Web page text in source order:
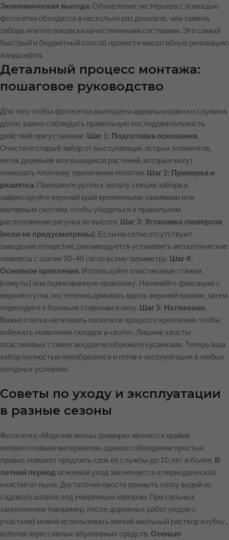
Экономическая выгода: Обновление экстерьера с помощью
фотосетки обходится в несколько раз дешевле, чем замена
забора или его покраска качественными составами. Это самый
быстрый и бюджетный способ провести масштабную реновацию
ландшафта.
Детальный процесс монтажа:
пошаговое руководство
Для того чтобы фотосетка выглядела идеально ровно и служила
долго, важно соблюдать правильную последовательность
действий при установке. Шаг 1: Подготовка основания.
Очистите старый забор от выступающих острых элементов,
веток деревьев или вьющихся растений, которые могут
помешать плотному прилеганию полотна. Шаг 2: Примерка и
разметка. Приложите рулон к началу секции забора и
зафиксируйте верхний край временными зажимами или
малярным скотчем, чтобы убедиться в правильном
расположении рисунка по высоте. Шаг 3: Установка люверсов
(если не предусмотрены). Если на сетке отсутствуют
заводские отверстия, рекомендуется установить металлические
люверсы с шагом 30-40 см по всему периметру. Шаг 4:
Основное крепление. Используйте пластиковые стяжки
(хомуты) или оцинкованную проволоку. Начинайте фиксацию с
верхнего угла, постепенно двигаясь вдоль верхней кромки, затем
переходите к боковым сторонам и низу. Шаг 5: Натяжение.
Важно слегка натягивать полотно в процессе крепления, чтобы
избежать появления складок и «волн». Лишние хвосты
пластиковых стяжек аккуратно обрежьте кусачками. Теперь ваш
забор полностью преобразился и готов к эксплуатации в любых
погодных условиях.
Советы по уходу и эксплуатации
в разные сезоны
Фотосетка «Морские волны гравюра» является крайне
неприхотливым материалом, однако соблюдение простых
правил поможет продлить срок ее службы до 10 лет и более. В
летний период основной уход заключается в периодической
очистке от пыли. Достаточно просто промыть сетку водой из
садового шланга под умеренным напором. При сильных
загрязнениях (например, после дорожных работ рядом с
участком) можно использовать мягкий мыльный раствор и губку,
избегая агрессивных абразивных средств. Осенью